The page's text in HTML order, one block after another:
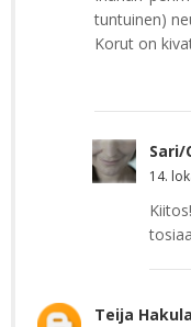
tuntuinen)
Korut on
Sari/
14.
Teija Hakula